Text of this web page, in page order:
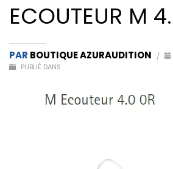
ECOUTEUR M
PAR BOUTIQUE AZURAUDITION /
PUBLIÉ DANS